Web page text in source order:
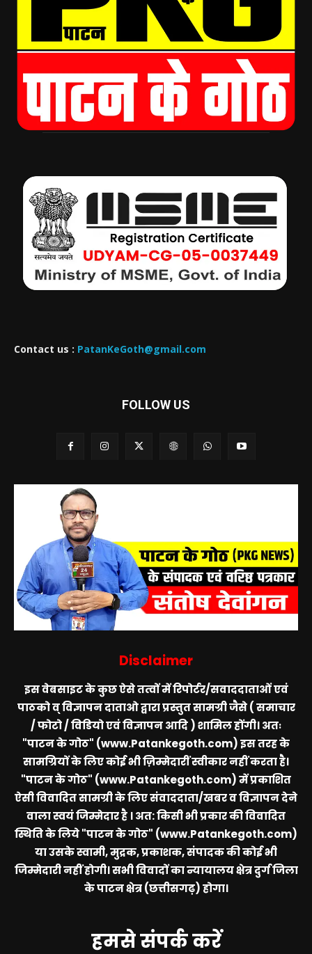
Contact us : PatanKeGoth@gmail.com
FOLLOW US
Disclaimer
इस वेबसाइट के कुछ ऐसे तत्वों में रिपोर्टर/सवाददाताओं एवं
पाठको व् विज्ञापन दाताओ द्वारा प्रस्तुत सामग्री जैसे ( समाचार
/ फोटो / विडियो एवं विज्ञापन आदि ) शामिल होंगी। अतः
"पाटन के गोठ" (www.Patankegoth.com)इस तरह के
सामग्रियों के लिए कोई भी ज़िम्मेदारीं स्वीकार नहीं करता है।
"पाटन के गोठ" (www.Patankegoth.com)में प्रकाशित
ऐसी विवादित सामग्री के लिए संवाददाता/खबर व विज्ञापन देने
वाला स्वयं जिम्मेदार है । अत: किसी भी प्रकार की विवादित
स्थिति के लिये"पाटन के गोठ" (www.Patankegoth.com)
या उसके स्वामी, मुद्रक, प्रकाशक, संपादक की कोई भी
जिम्मेदारी नहीं होगी। सभी विवादों का न्यायालय क्षेत्र दुर्ग जिला
के पाटन क्षेत्र (छत्तीसगढ़) होगा।
हमसे संपर्क करें